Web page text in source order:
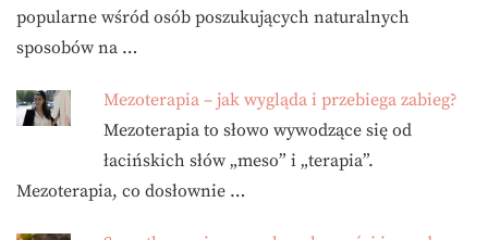
popularne wśród osób poszukujących naturalnych
sposobów na …
Mezoterapia – jak wygląda i przebiega zabieg?
Mezoterapia to słowo wywodzące się od
łacińskich słów „meso” i „terapia”.
Mezoterapia, co dosłownie …